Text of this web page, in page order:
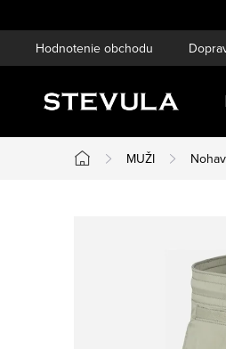
na
Hodnotenie obchodu
Domov
MUŽI